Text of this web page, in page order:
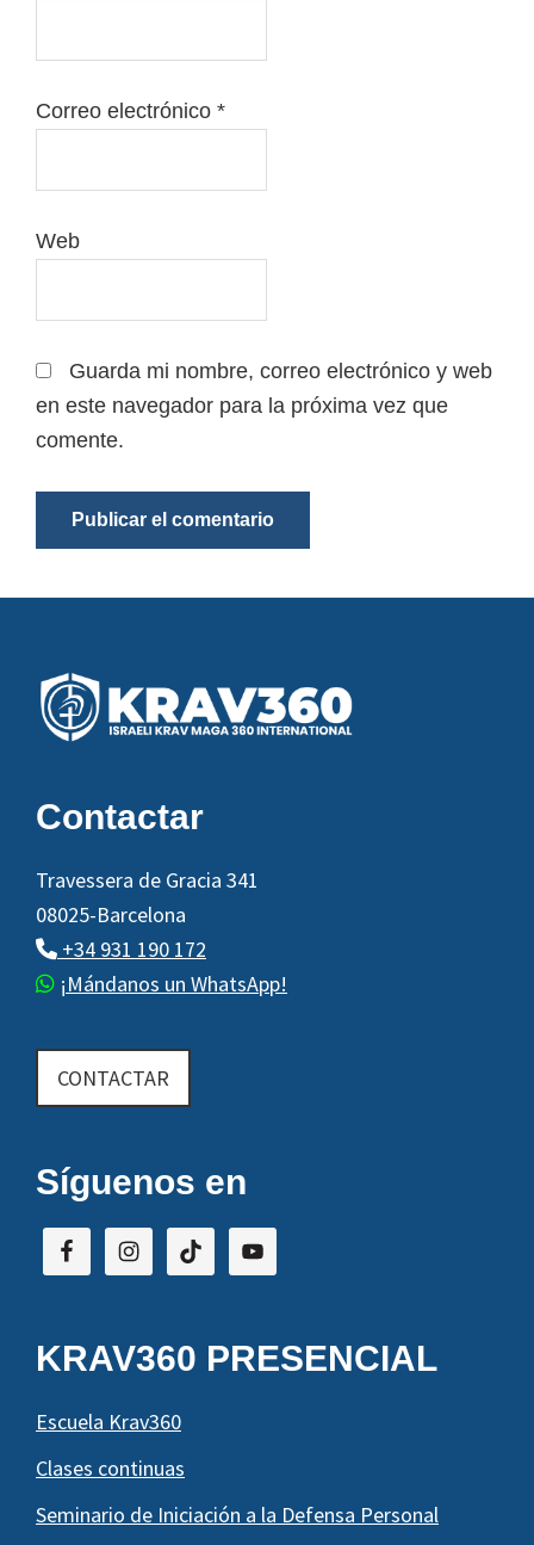
Correo electrónico *
Web
Guarda mi nombre, correo electrónico y web
en este navegador para la próxima vez que
comente.
Footer
Contactar
Travessera de Gracia 341
08025-Barcelona
+34 931 190 172
¡Mándanos un WhatsApp!
CONTACTAR
Síguenos en
KRAV360 PRESENCIAL
Escuela Krav360
Clases continuas
Seminario de Iniciación a la Defensa Personal